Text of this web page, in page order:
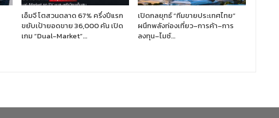
เอ็มจี โตสวนตลาด 67% ครึ่งปีแรก
ขยับเป้ายอดขาย 36,000 คัน เปิด
เกม “Dual-Market”…
เปิดกลยุทธ์ “ทีมขายประเทศไทย”
ผนึกพลังท่องเที่ยว–การค้า–การ
ลงทุน–ไมซ์…